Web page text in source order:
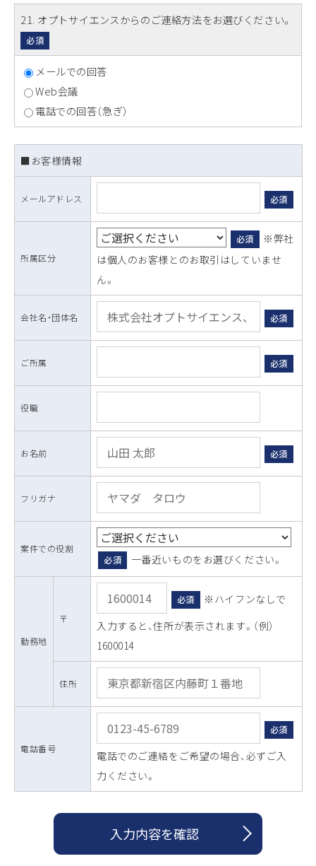
21. オプトサイエンスからのご連絡方法をお選びください。
必須
メールでの回答
Web会議
電話での回答（急ぎ）
■お客様情報
メールアドレス 必須
所属区分
必須
※弊社
は個人のお客様とのお取引はしていませ
ん。
会社名・団体名 必須
ご所属 必須
役職
お名前 必須
フリガナ
案件での役割
必須
一番近いものをお選びください。
勤務地
〒
必須
※ハイフンなしで
入力すると、住所が表示されます。（例）
1600014
住所
電話番号
必須
電話でのご連絡をご希望の場合、必ずご入
力ください。
入力内容を確認